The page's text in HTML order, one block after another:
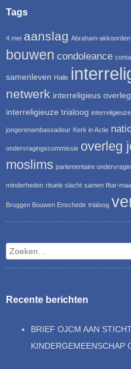
Tags
4 mei aanslag Abraham-akkoorden
bouwen condoleance
samenleven Halle
netwerk interreligieus overleg
interreligieuze trialoog
jongerenambassadeur Kerk in Actie
ondervragingscommissie overleg
moslims parlementaire
minderheden rituele slacht samen Iftar-
Bruggen Bouwen Enschede trialoog
Zoeken
Recente berichten
BRIEF OJCM AAN
KINDERGEMEENSCHAP